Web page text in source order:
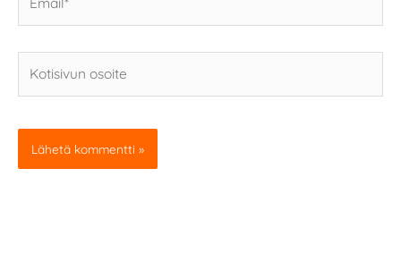
osoite